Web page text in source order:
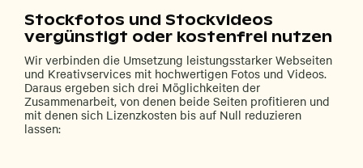
Stockfotos und Stockvideos
vergünstigt oder kostenfrei nutzen
Wir verbinden die Umsetzung leistungsstarker Webseiten
und Kreativservices mit hochwertigen Fotos und Videos.
Daraus ergeben sich drei Möglichkeiten der
Zusammenarbeit, von denen beide Seiten profitieren und
mit denen sich Lizenzkosten bis auf Null reduzieren
lassen: